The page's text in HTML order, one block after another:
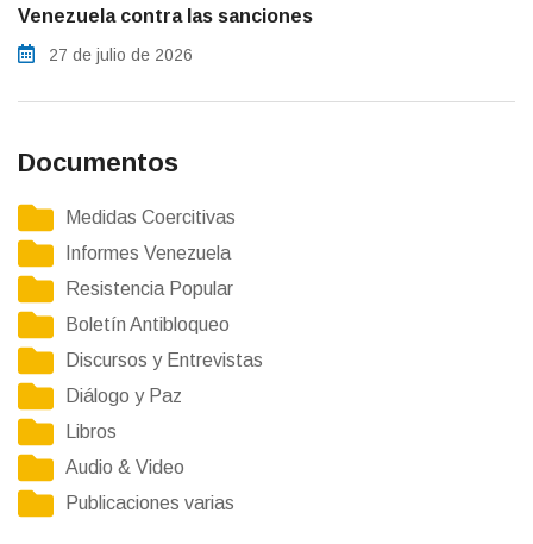
Venezuela contra las sanciones
27 de julio de 2026
Documentos
Medidas Coercitivas
Informes Venezuela
Resistencia Popular
Boletín Antibloqueo
Discursos y Entrevistas
Diálogo y Paz
Libros
Audio & Video
Publicaciones varias